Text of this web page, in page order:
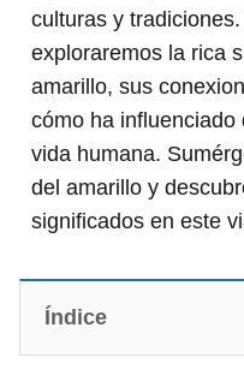
culturas y
exploraremos la rica
amarillo, sus
cómo ha
vida humana.
del amarillo y
significados en este
Índice